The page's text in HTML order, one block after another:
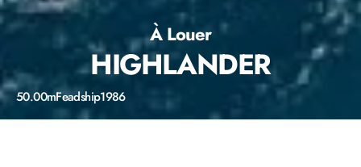
À Louer
HIGHLANDER
50.00mFeadship1986